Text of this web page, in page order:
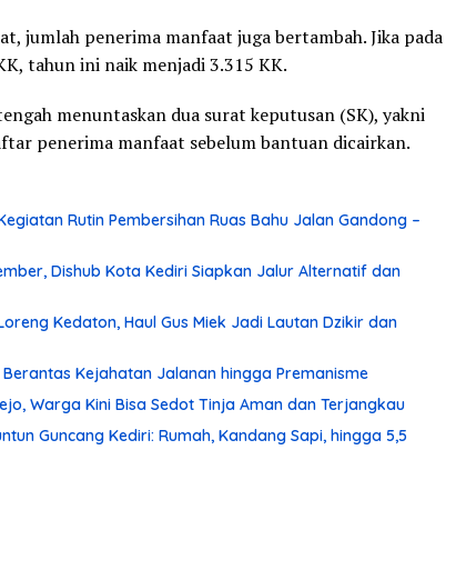
jumlah penerima manfaat juga bertambah. Jika pada
tahun ini naik menjadi 3.315 KK.
menuntaskan dua surat keputusan (SK), yakni
penerima manfaat sebelum bantuan dicairkan.
Rutin Pembersihan Ruas Bahu Jalan Gandong –
Dishub Kota Kediri Siapkan Jalur Alternatif dan
Kedaton, Haul Gus Miek Jadi Lautan Dzikir dan
Kejahatan Jalanan hingga Premanisme
Warga Kini Bisa Sedot Tinja Aman dan Terjangkau
Guncang Kediri: Rumah, Kandang Sapi, hingga 5,5